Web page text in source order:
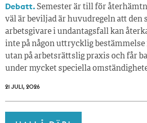
Debatt.Semester är till för
väl är beviljad är huvudregeln att den
arbetsgivare i undantagsfall kan
inte på någon uttrycklig bestämmelse
utan på arbetsrättslig praxis och får
under mycket speciella
21 JULI, 2026